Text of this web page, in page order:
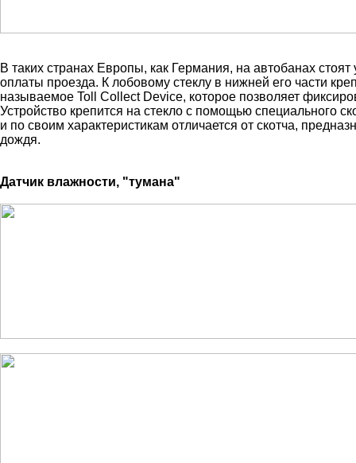
В таких странах Европы, как Германия, на автобанах
оплаты проезда. К лобовому стеклу в нижней его части
называемое Toll Collect Device, которое позволяет
Устройство крепится на стекло с помощью специального
и по своим характеристикам отличается от скотча,
дождя.
Датчик влажности, "тумана"